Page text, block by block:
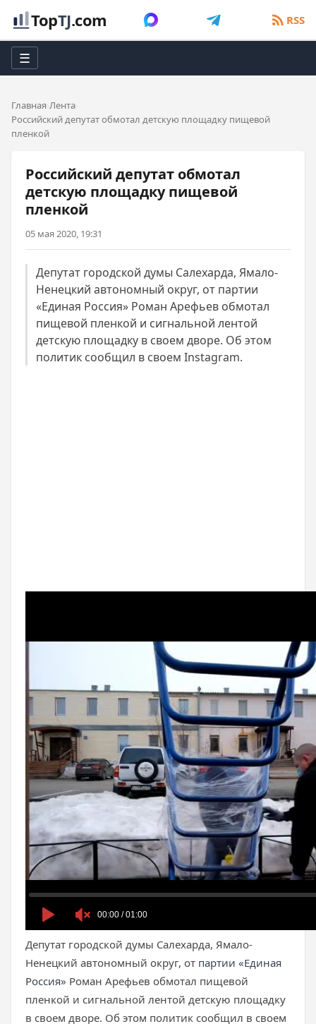
TopTJ.com RSS
☰
Главная Лента
Российский депутат обмотал детскую площадку пищевой
пленкой
Российский депутат обмотал
детскую площадку пищевой
пленкой
05 мая 2020, 19:31
Депутат городской думы Салехарда, Ямало-
Ненецкий автономный округ, от партии
«Единая Россия» Роман Арефьев обмотал
пищевой пленкой и сигнальной лентой
детскую площадку в своем дворе. Об этом
политик сообщил в своем Instagram.
Депутат городской думы Салехарда, Ямало-
Ненецкий автономный округ, от партии «Единая
Россия» Роман Арефьев обмотал пищевой
пленкой и сигнальной лентой детскую площадку
в своем дворе. Об этом политик сообщил в своем